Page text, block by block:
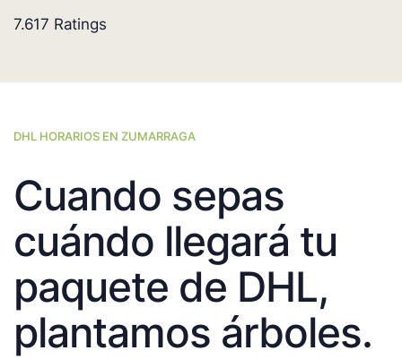
7.617 Ratings
DHL HORARIOS EN ZUMARRAGA
Cuando sepas
cuándo llegará tu
paquete de DHL,
plantamos árboles.